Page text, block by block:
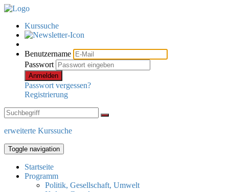
Kurssuche
Benutzername
Passwort
Anmelden
Passwort vergessen?
Registrierung
erweiterte Kurssuche
Toggle navigation
Startseite
Programm
Politik, Gesellschaft, Umwelt